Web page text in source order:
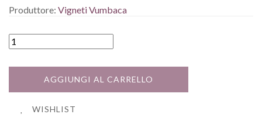
Produttore: Vigneti Vumbaca
AGGIUNGI AL CARRELLO
WISHLIST